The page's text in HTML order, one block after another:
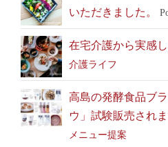
いただきました。
在宅介護から実感
介護ライフ
高島の発酵食品ブ
ウ」試験販売されま
メニュー提案